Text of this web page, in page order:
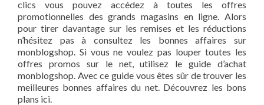
clics vous pouvez accédez à toutes les offres
promotionnelles des grands magasins en ligne. Alors
pour tirer davantage sur les remises et les réductions
n’hésitez pas à consultez les bonnes affaires sur
monblogshop. Si vous ne voulez pas louper toutes les
offres promos sur le net, utilisez le guide d’achat
monblogshop. Avec ce guide vous êtes sûr de trouver les
meilleures bonnes affaires du net. Découvrez les bons
plans ici.